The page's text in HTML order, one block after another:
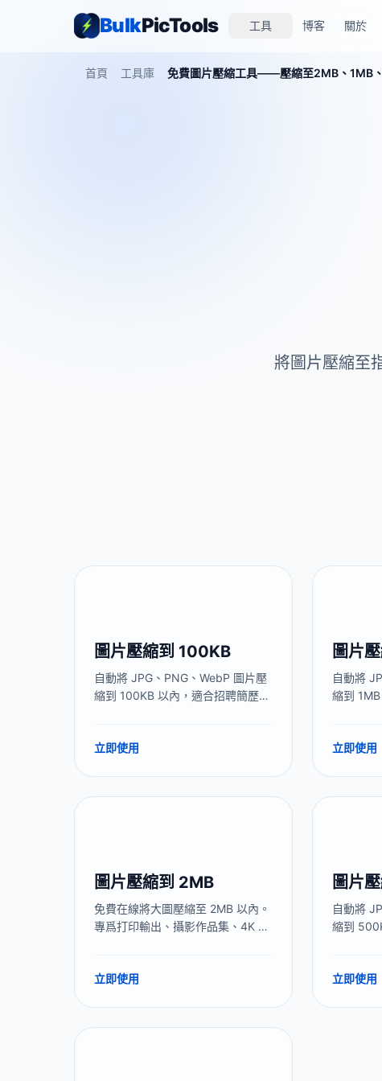
BulkPicTools 工具 博客 關於
首頁 工具庫
將圖片壓縮至
圖片壓縮到 100KB
自動將 JPG、PNG、WebP 圖片壓
縮到 100KB 以內，適合招聘簡歷照
議壓縮到 90–95KB 留出安全緩
立即使用
圖片
自動將
縮到
器，1MB
立即使用
圖片壓縮到 2MB
免費在線將大圖壓縮至 2MB 以內。
專爲打印輸出、攝影作品集、4K 壁
立即使用
圖片
自動將
縮到
處理，圖
立即使用